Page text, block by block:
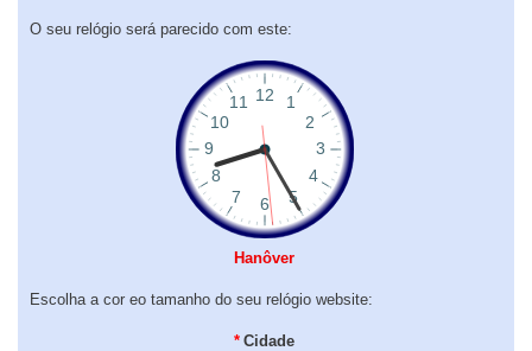
O seu relógio será parecido com este:
Hanôver
Escolha a cor eo tamanho do seu relógio website:
* Cidade